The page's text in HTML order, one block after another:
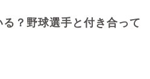
？野球選手と付き合って